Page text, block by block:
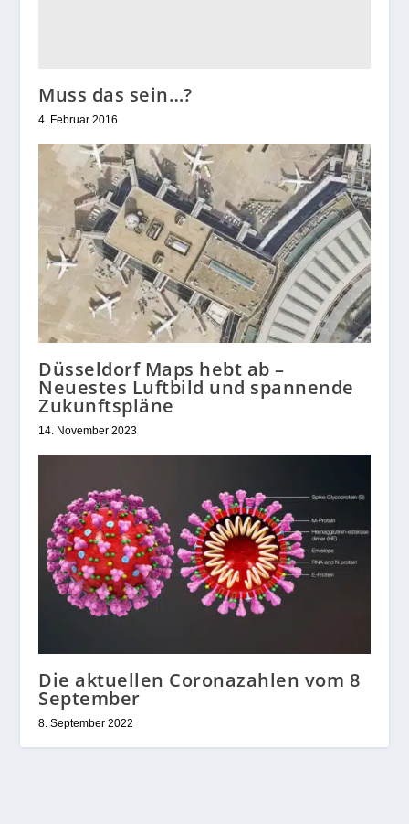
Muss das sein…?
4. Februar 2016
Düsseldorf Maps hebt ab –
Neuestes Luftbild und spannende
Zukunftspläne
14. November 2023
Die aktuellen Coronazahlen vom 8
September
8. September 2022